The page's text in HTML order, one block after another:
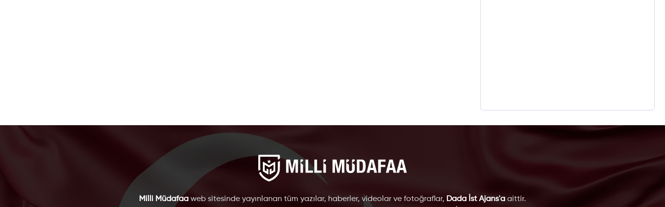
Milli Müdafaa web sitesinde yayınlanan tüm yazılar, haberler, videolar ve fotoğraflar, Dada İst Ajans'a aittir.